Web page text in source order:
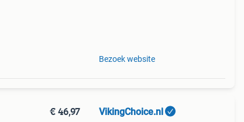
Bezoek website
€ 46,97 VikingChoice.nl